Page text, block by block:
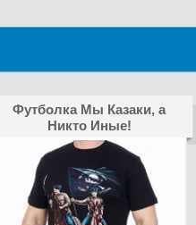
Футболка Мы Казаки, а
Никто Иные!